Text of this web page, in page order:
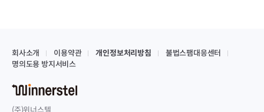
회사소개 이용약관 개인정보처리방침
불법스팸대응센터
명의도용 방지서비스
(주)위너스텔